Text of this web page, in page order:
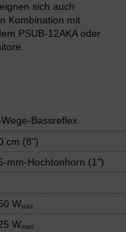
sich auch
Kombination mit
PSUB-12AKA oder
Bassreflex
cm (8")
mm-Hochtonhorn (1")
WMAX
WRMS